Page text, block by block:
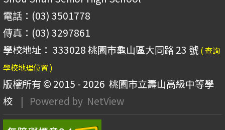
電話：(03) 3501778
傳真：(03) 3297861
學校地址： 333028 桃園市龜山區大同路 23 號 ( 查詢
學校地理位置 )
版權所有 © 2015 - 2026 桃園市立壽山高級中等學
校
| Powered by NetView